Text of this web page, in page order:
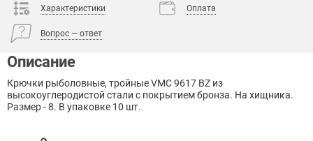
Характеристики Оплата
Вопрос — ответ
Описание
Крючки рыболовные, тройные VMC 9617 BZ из
высокоуглеродистой стали с покрытием бронза. На хищника.
Размер - 8. В упаковке 10 шт.